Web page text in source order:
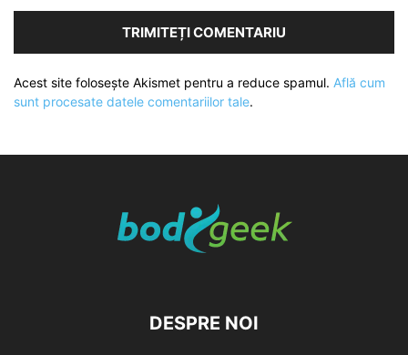
Acest site folosește Akismet pentru a reduce spamul. Află cum
sunt procesate datele comentariilor tale.
DESPRE NOI